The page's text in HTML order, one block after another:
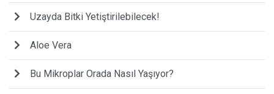
Uzayda Bitki Yetiştirilebilecek!
Aloe Vera
Bu Mikroplar Orada Nasıl Yaşıyor?